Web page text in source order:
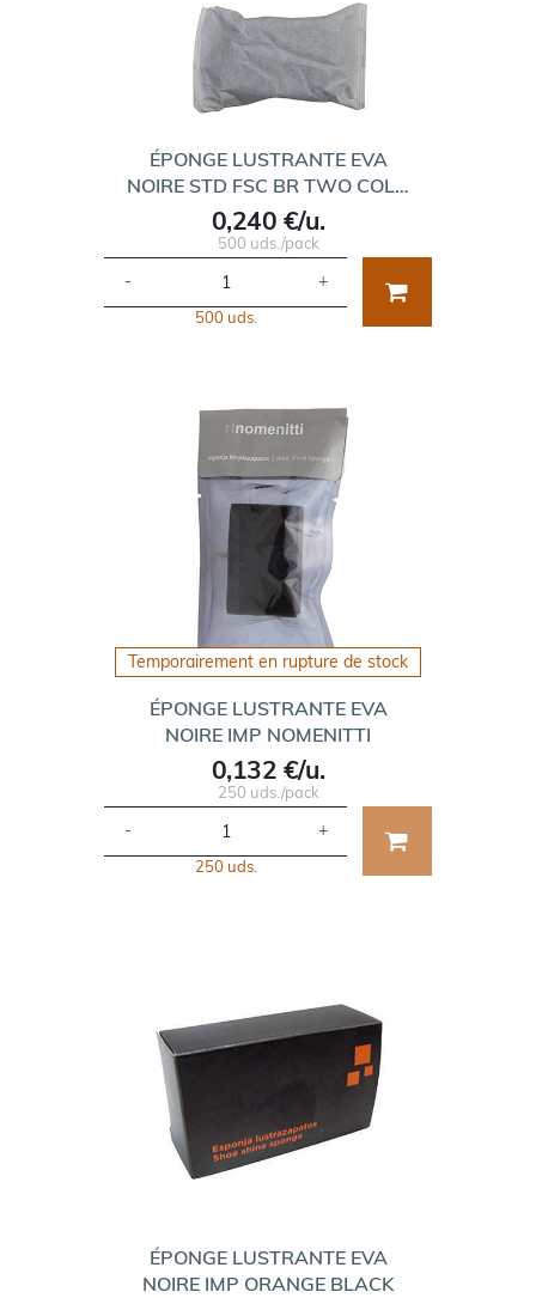
ÉPONGE LUSTRANTE EVA
NOIRE STD FSC BR TWO COL…
0,240 €/u.
500 uds./pack
- +
500 uds.
Temporairement en rupture de stock
ÉPONGE LUSTRANTE EVA
NOIRE IMP NOMENITTI
0,132 €/u.
250 uds./pack
- +
250 uds.
ÉPONGE LUSTRANTE EVA
NOIRE IMP ORANGE BLACK